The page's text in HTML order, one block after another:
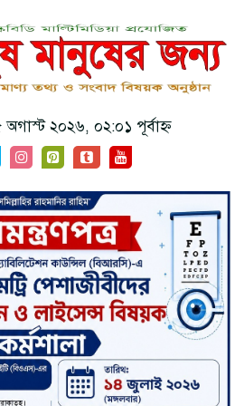
২০২৬, ০২:০১ পূর্বাহ্ন